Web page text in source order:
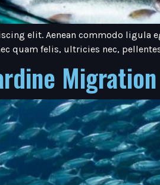
elit. Aenean commodo ligula
quam felis, ultricies nec,